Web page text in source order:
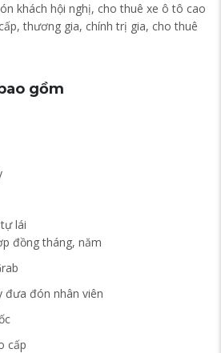
khách hội nghị, cho thuê xe ô tô cao
thương gia, chính trị gia, cho thuê
gồm
lái
đồng tháng, năm
đưa đón nhân viên
cấp